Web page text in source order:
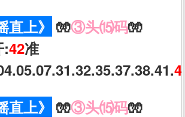
直上》 🧤③头⒂码🧤
:42准
直上》 🧤③头⒂码🧤